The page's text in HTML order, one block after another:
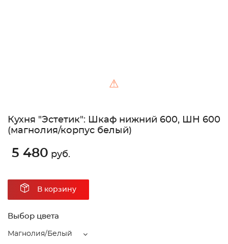
⚠
Кухня "Эстетик": Шкаф нижний 600, ШН 600
(магнолия/корпус белый)
5 480 руб.
В корзину
Выбор цвета
Магнолия/Белый